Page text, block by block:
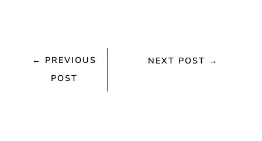
← PREVIOUS
POST
NEXT POST →